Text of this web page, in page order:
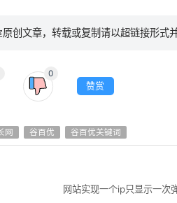
原创文章，转载或复制请以超链接形式
0
赞赏
网 谷百优 谷百优关键词
网站实现一个ip只显示一次